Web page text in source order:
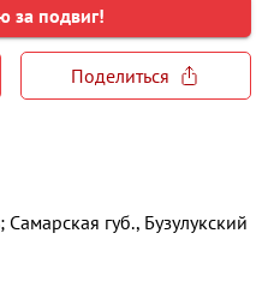
за подвиг!
Поделиться
губ., Бузулукский